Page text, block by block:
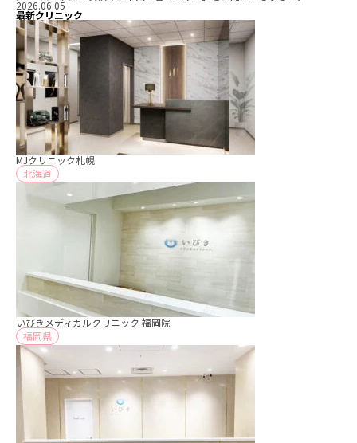
2026.06.05
最新クリニック
MJクリニック札幌
北海道
いびきメディカルクリニック 福岡院
福岡県